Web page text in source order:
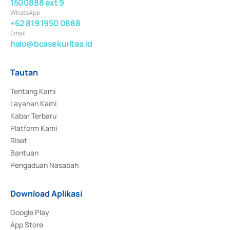
1500888 ext 9
WhatsApp
+62 819 1950 0888
Email
halo@bcasekuritas.id
Tautan
Tentang Kami
Layanan Kami
Kabar Terbaru
Platform Kami
Riset
Bantuan
Pengaduan Nasabah
Download Aplikasi
Google Play
App Store